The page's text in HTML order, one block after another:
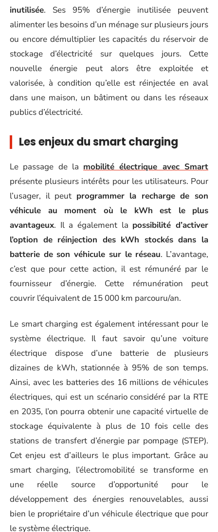
inutilisée. Ses 95% d’énergie inutilisée peuvent
alimenter les besoins d’un ménage sur plusieurs jours
ou encore démultiplier les capacités du réservoir de
stockage d’électricité sur quelques jours. Cette
nouvelle énergie peut alors être exploitée et
valorisée, à condition qu’elle est réinjectée en aval
dans une maison, un bâtiment ou dans les réseaux
publics d’électricité.
Les enjeux du smart charging
Le passage de la mobilité électrique avec Smart
présente plusieurs intérêts pour les utilisateurs. Pour
l’usager, il peut programmer la recharge de son
véhicule au moment où le kWh est le plus
avantageux. Il a également la possibilité d’activer
l’option de réinjection des kWh stockés dans la
batterie de son véhicule sur le réseau. L’avantage,
c’est que pour cette action, il est rémunéré par le
fournisseur d’énergie. Cette rémunération peut
couvrir l’équivalent de 15 000 km parcouru/an.
Le smart charging est également intéressant pour le
système électrique. Il faut savoir qu’une voiture
électrique dispose d’une batterie de plusieurs
dizaines de kWh, stationnée à 95% de son temps.
Ainsi, avec les batteries des 16 millions de véhicules
électriques, qui est un scénario considéré par la RTE
en 2035, l’on pourra obtenir une capacité virtuelle de
stockage équivalente à plus de 10 fois celle des
stations de transfert d’énergie par pompage (STEP).
Cet enjeu est d’ailleurs le plus important. Grâce au
smart charging, l’électromobilité se transforme en
une réelle source d’opportunité pour le
développement des énergies renouvelables, aussi
bien le propriétaire d’un véhicule électrique que pour
le système électrique.